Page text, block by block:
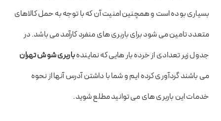
بسیاری بوده است و همچنین امنیت آن که با توجه به حمل کالاهای
متعدد تامین می شود برای باربری های منفرد کارآمد می باشد. در
جدول زیر تعدادی از خرده بار هایی که نمایندهباربری شوش تهران
می باشند گردآوری کرده ایم و شما با داشتن آدرس آنها از نحوه
خدمات این باربری های می توانید مطلع شوید.